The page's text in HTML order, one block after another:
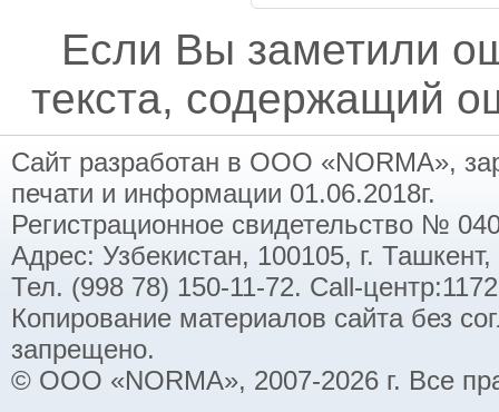
Если Вы заметили
текста, содержащий
Сайт разработан в ООО «NORMA»,
печати и информации 01.06.2018г.
Регистрационное свидетельство №
Адрес: Узбекистан, 100105, г.
Тел. (998 78) 150-11-72. Call-
Копирование материалов сайта без
запрещено.
© ООО «NORMA», 2007-2026 г. Все